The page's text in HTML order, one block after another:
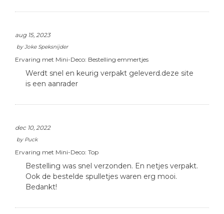
aug 15, 2023
byJoke Speksnijder
Ervaring met Mini-Deco: Bestelling emmertjes
Werdt snel en keurig verpakt geleverd.deze site
is een aanrader
dec 10, 2022
by Puck
Ervaring met Mini-Deco: Top
Bestelling was snel verzonden. En netjes verpakt.
Ook de bestelde spulletjes waren erg mooi.
Bedankt!